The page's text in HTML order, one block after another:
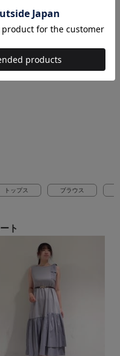
トップス ブラウス
ト